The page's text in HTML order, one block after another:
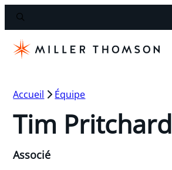
Accueil Équipe
Tim Pritchard
Associé